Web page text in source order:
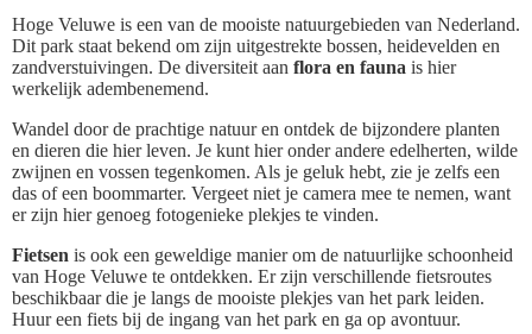
Hoge Veluwe is een van de mooiste natuurgebieden van Nederland.
Dit park staat bekend om zijn uitgestrekte bossen, heidevelden en
zandverstuivingen. De diversiteit aan flora en fauna is hier
werkelijk adembenemend.
Wandel door de prachtige natuur en ontdek de bijzondere planten
en dieren die hier leven. Je kunt hier onder andere edelherten, wilde
zwijnen en vossen tegenkomen. Als je geluk hebt, zie je zelfs een
das of een boommarter. Vergeet niet je camera mee te nemen, want
er zijn hier genoeg fotogenieke plekjes te vinden.
Fietsen is ook een geweldige manier om de natuurlijke schoonheid
van Hoge Veluwe te ontdekken. Er zijn verschillende fietsroutes
beschikbaar die je langs de mooiste plekjes van het park leiden.
Huur een fiets bij de ingang van het park en ga op avontuur.